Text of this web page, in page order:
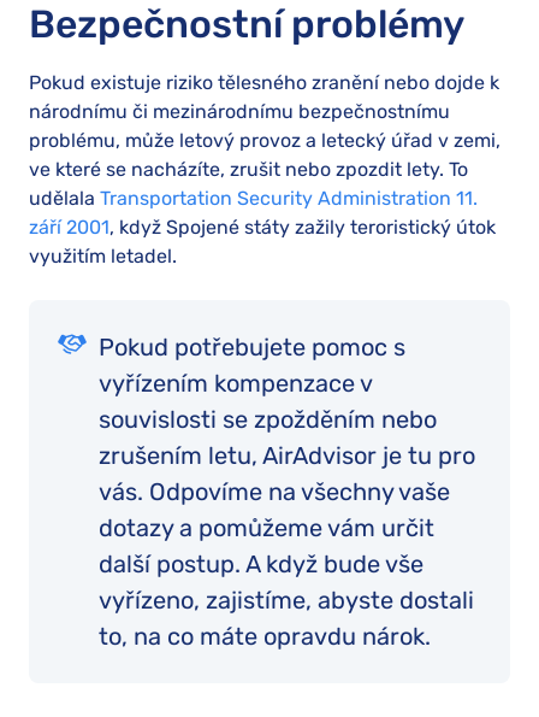
Bezpečnostní problémy
Pokud existuje riziko tělesného zranění nebo dojde k
národnímu či mezinárodnímu bezpečnostnímu
problému, může letový provoz a letecký úřad v zemi,
ve které se nacházíte, zrušit nebo zpozdit lety. To
udělala Transportation Security Administration 11.
září 2001, když Spojené státy zažily teroristický útok
využitím letadel.
Pokud potřebujete pomoc s
vyřízením kompenzace v
souvislosti se zpožděním nebo
zrušením letu, AirAdvisor je tu pro
vás. Odpovíme na všechny vaše
dotazy a pomůžeme vám určit
další postup. A když bude vše
vyřízeno, zajistíme, abyste dostali
to, na co máte opravdu nárok.